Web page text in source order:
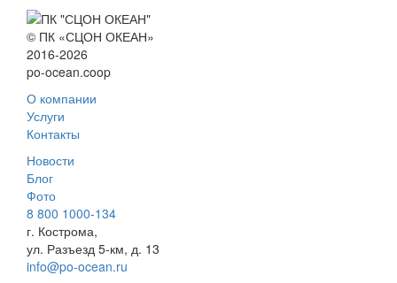
© ПК «СЦОН ОКЕАН»
2016-2026
po-ocean.coop
О компании
Услуги
Контакты
Новости
Блог
Фото
8 800 1000-134
г. Кострома,
ул. Разъезд 5-км, д. 13
info@po-ocean.ru